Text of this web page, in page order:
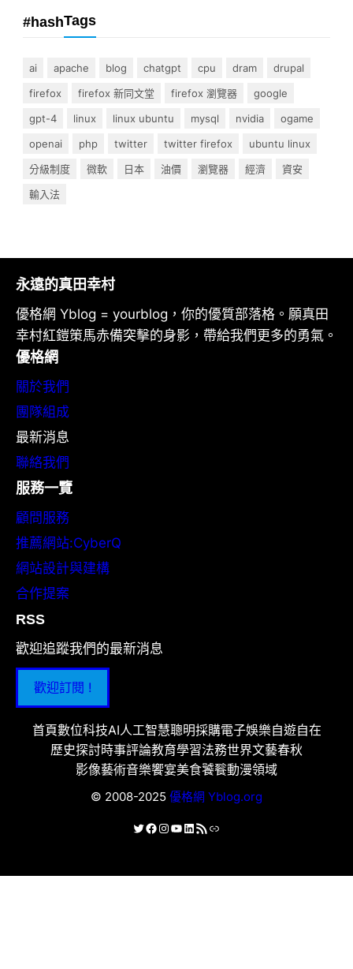
#hashTags
ai apache blog chatgpt cpu dram
drupal
firefox
firefox 新同文堂 firefox 瀏覽器
google
gpt-4
linux linux ubuntu mysql nvidia
ogame
openai
php twitter twitter firefox
ubuntu linux
分級制度
微軟 日本 油價 瀏覽器 經濟
資安
輸入法
永遠的真田幸村
優格網 Yblog = yourblog，你的優質部落格。願真田
幸村紅鎧策馬赤備突擊的身影，帶給我們更多的勇氣。
優格網
關於我們
團隊組成
最新消息
聯絡我們
服務一覽
顧問服務
推薦網站:CyberQ
網站設計與建構
合作提案
RSS
歡迎追蹤我們的最新消息
歡迎訂閱 !
首頁數位科技AI人工智慧聰明採購電子娛樂自遊自在
歷史探討時事評論教育學習法務世界文藝春秋
影像藝術音樂饗宴美食饕餮動漫領域
© 2008-2025 優格網 Yblog.org
X Facebook
Instagram
YouTube
LinkedIn
RSS 資訊提供連結